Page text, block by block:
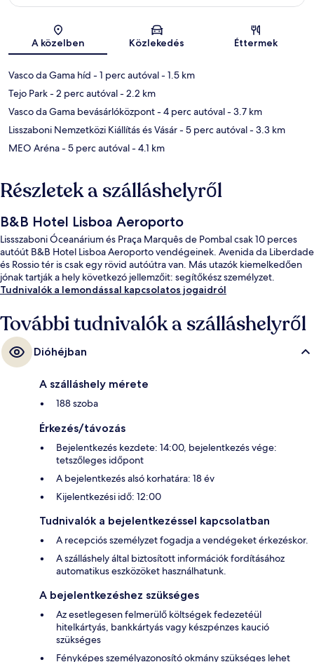
Térkép
A közelben Közlekedés Éttermek
Vasco da Gama híd - 1 perc autóval- 1.5 km
Tejo Park- 2 perc autóval- 2.2 km
Vasco da Gama bevásárlóközpont- 4 perc autóval- 3.7 km
Lisszaboni Nemzetközi Kiállítás és Vásár- 5 perc autóval- 3.3 km
MEO Aréna- 5 perc autóval- 4.1 km
Részletek a szálláshelyről
B&B Hotel Lisboa Aeroporto
Lissszaboni Óceanárium és Praça Marquês de Pombal csak 10 perces
autóút B&B Hotel Lisboa Aeroporto vendégeinek. Avenida da Liberdade
és Rossio tér is csak egy rövid autóútra van. Más utazók kiemelkedően
jónak tartják a hely következó jellemzőit: segítőkész személyzet.
Tudnivalók a lemondással kapcsolatos jogaidról
További tudnivalók a szálláshelyről
Dióhéjban
A szálláshely mérete
188 szoba
Érkezés/távozás
Bejelentkezés kezdete: 14:00, bejelentkezés vége:
tetszőleges időpont
A bejelentkezés alsó korhatára: 18 év
Kijelentkezési idő: 12:00
Tudnivalók a bejelentkezéssel kapcsolatban
A recepciós személyzet fogadja a vendégeket érkezéskor.
A szálláshely által biztosított információk fordításához
automatikus eszközöket használhatunk.
A bejelentkezéshez szükséges
Az esetlegesen felmerülő költségek fedezetéül
hitelkártyás, bankkártyás vagy készpénzes kaució
szükséges
Fényképes személyazonosító okmány szükséges lehet